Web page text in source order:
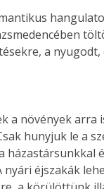
a
a növények arra
hunyjuk le a
házastársunkkal
éjszakák